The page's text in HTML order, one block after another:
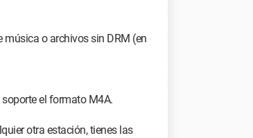
o archivos sin DRM (en
el formato M4A.
otra estación, tienes las